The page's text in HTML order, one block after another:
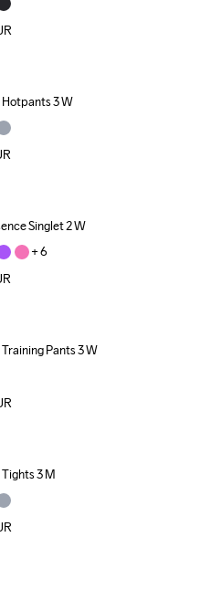
Hotpants 3 W
Singlet 2 W
+ 6
Pants 3 W
3 M